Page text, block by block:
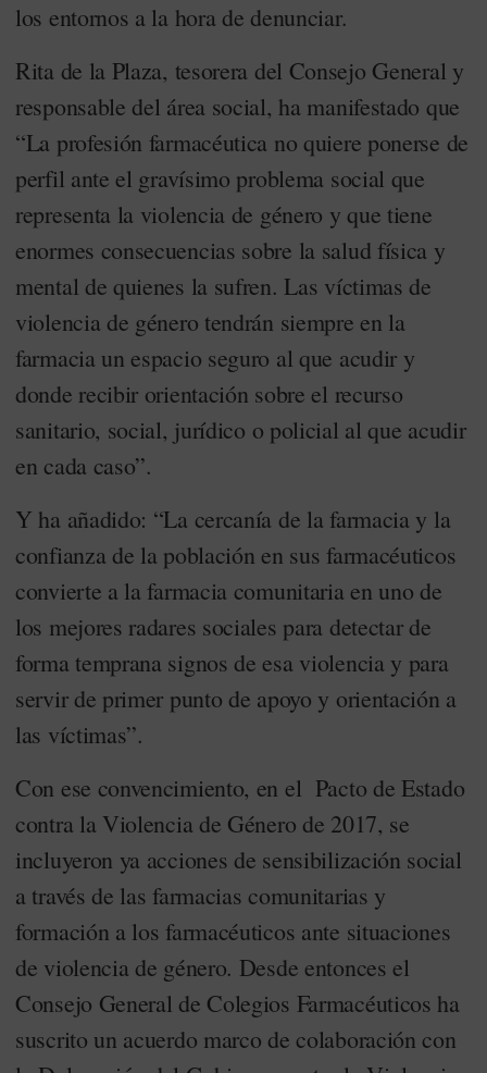
los entornos a la hora de denunciar.
Rita de la Plaza, tesorera del Consejo General y
responsable del área social, ha manifestado que
“La profesión farmacéutica no quiere ponerse de
perfil ante el gravísimo problema social que
representa la violencia de género y que tiene
enormes consecuencias sobre la salud física y
mental de quienes la sufren. Las víctimas de
violencia de género tendrán siempre en la
farmacia un espacio seguro al que acudir y
donde recibir orientación sobre el recurso
sanitario, social, jurídico o policial al que acudir
en cada caso”.
Y ha añadido: “La cercanía de la farmacia y la
confianza de la población en sus farmacéuticos
convierte a la farmacia comunitaria en uno de
los mejores radares sociales para detectar de
forma temprana signos de esa violencia y para
servir de primer punto de apoyo y orientación a
las víctimas”.
Con ese convencimiento, en el Pacto de Estado
contra la Violencia de Género de 2017, se
incluyeron ya acciones de sensibilización social
a través de las farmacias comunitarias y
formación a los farmacéuticos ante situaciones
de violencia de género. Desde entonces el
Consejo General de Colegios Farmacéuticos ha
suscrito un acuerdo marco de colaboración con